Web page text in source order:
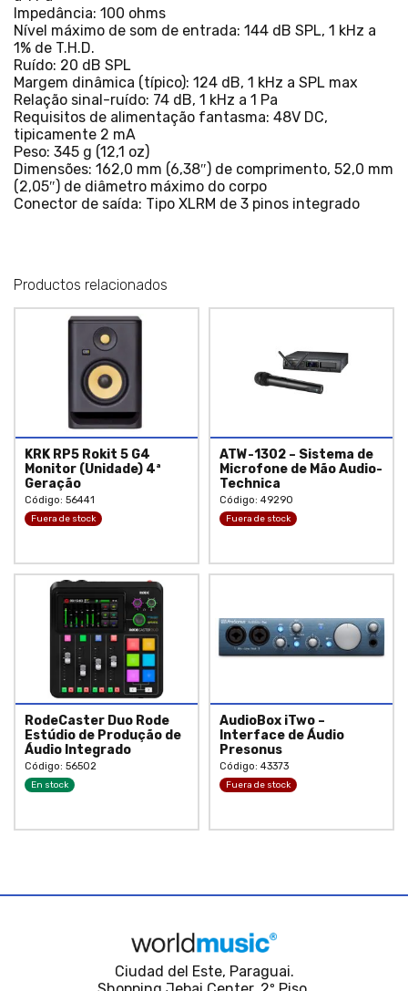
Impedância: 100 ohms
Nível máximo de som de entrada: 144 dB SPL, 1 kHz a
1% de T.H.D.
Ruído: 20 dB SPL
Margem dinâmica (típico): 124 dB, 1 kHz a SPL max
Relação sinal-ruído: 74 dB, 1 kHz a 1 Pa
Requisitos de alimentação fantasma: 48V DC,
tipicamente 2 mA
Peso: 345 g (12,1 oz)
Dimensões: 162,0 mm (6,38″) de comprimento, 52,0 mm
(2,05″) de diâmetro máximo do corpo
Conector de saída: Tipo XLRM de 3 pinos integrado
Productos relacionados
KRK RP5 Rokit 5 G4
Monitor (Unidade) 4ª
Geração
Código: 56441
Fuera de stock
ATW-1302 – Sistema de
Microfone de Mão Audio-
Technica
Código: 49290
Fuera de stock
RodeCaster Duo Rode
Estúdio de Produção de
Áudio Integrado
Código: 56502
En stock
AudioBox iTwo –
Interface de Áudio
Presonus
Código: 43373
Fuera de stock
Ciudad del Este, Paraguai.